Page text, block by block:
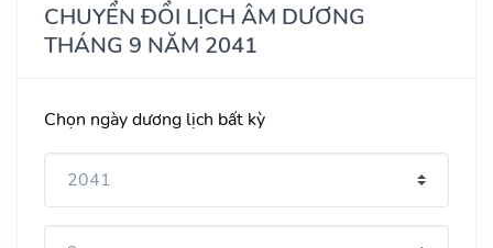
CHUYỂN ĐỔI LỊCH ÂM DƯƠNG
THÁNG 9 NĂM 2041
Chọn ngày dương lịch bất kỳ